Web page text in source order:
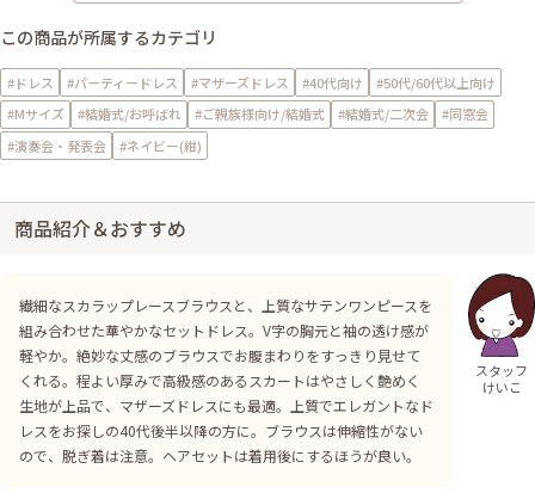
この商品が所属するカテゴリ
#ドレス #パーティードレス #マザーズドレス #40代向け
#50代/60代以上向け
#Mサイズ
#結婚式/お呼ばれ #ご親族様向け/結婚式 #結婚式/二次会
#同窓会
#演奏会・発表会
#ネイビー(紺)
商品紹介＆おすすめ
繊細なスカラップレースブラウスと、上質なサテンワンピースを
組み合わせた華やかなセットドレス。V字の胸元と袖の透け感が
軽やか。絶妙な丈感のブラウスでお腹まわりをすっきり見せて
くれる。程よい厚みで高級感のあるスカートはやさしく艶めく
生地が上品で、マザーズドレスにも最適。上質でエレガントなド
レスをお探しの40代後半以降の方に。ブラウスは伸縮性がない
ので、脱ぎ着は注意。ヘアセットは着用後にするほうが良い。
スタッフ
けいこ